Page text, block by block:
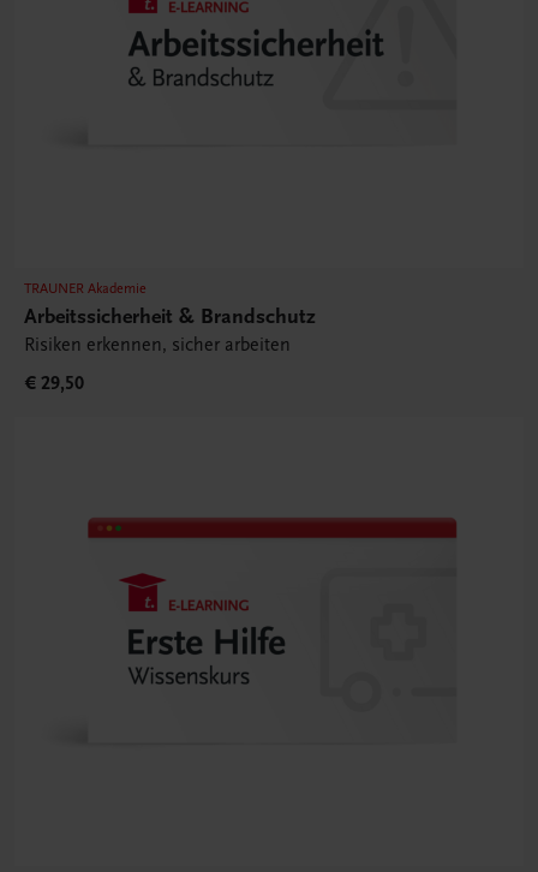
TRAUNER Akademie
Arbeitssicherheit & Brandschutz
Risiken erkennen, sicher arbeiten
€ 29,50